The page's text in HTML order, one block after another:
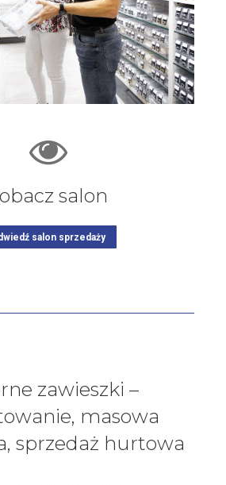
salon
salon sprzedaży
zawieszki –
masowa
sprzedaż hurtowa